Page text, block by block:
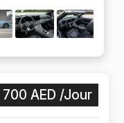
700 AED /Jour